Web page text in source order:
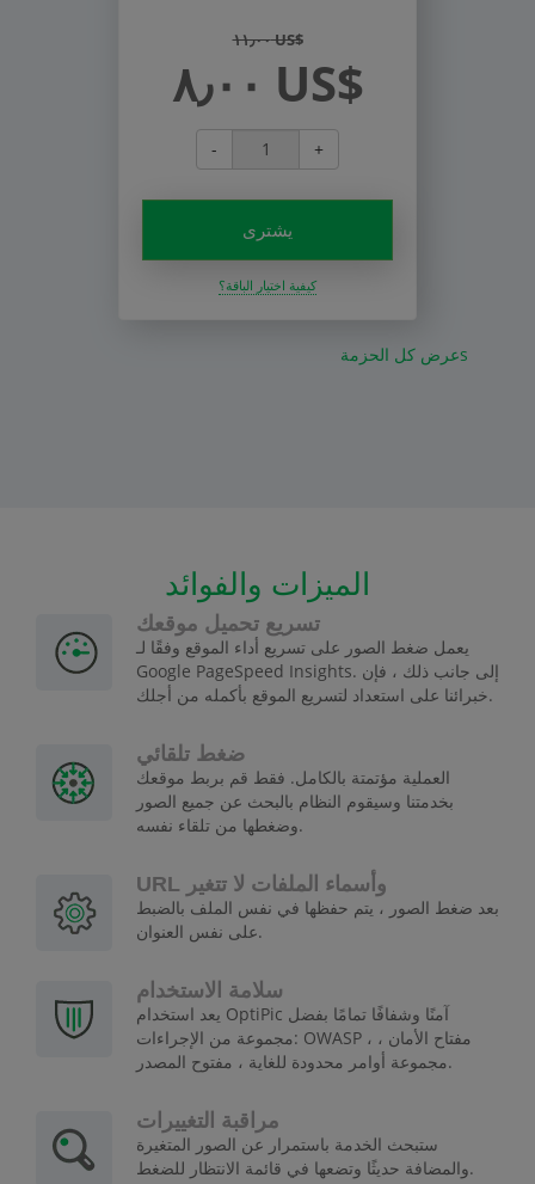
١١٫٠٠ US$
٨٫٠٠ US$
- +
يشترى
كيفية اختيار الباقة؟
عرض كل الحزمةs
الميزات والفوائد
تسريع تحميل موقعك
يعمل ضغط الصور على تسريع أداء الموقع وفقًا لـ
Google PageSpeed Insights. إلى جانب ذلك ، فإن
خبرائنا على استعداد لتسريع الموقع بأكمله من أجلك.
ضغط تلقائي
العملية مؤتمتة بالكامل. فقط قم بربط موقعك
بخدمتنا وسيقوم النظام بالبحث عن جميع الصور
وضغطها من تلقاء نفسه.
URL وأسماء الملفات لا تتغير
بعد ضغط الصور ، يتم حفظها في نفس الملف بالضبط
على نفس العنوان.
سلامة الاستخدام
يعد استخدام OptiPic آمنًا وشفافًا تمامًا بفضل
مجموعة من الإجراءات: OWASP ، مفتاح الأمان ،
مجموعة أوامر محدودة للغاية ، مفتوح المصدر.
مراقبة التغييرات
ستبحث الخدمة باستمرار عن الصور المتغيرة
والمضافة حديثًا وتضعها في قائمة الانتظار للضغط.